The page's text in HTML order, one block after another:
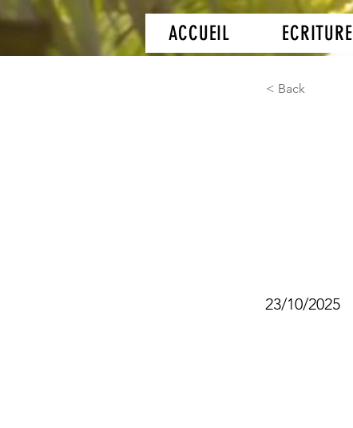
ACCUEIL ECRITURE
< Back
23/10/2025